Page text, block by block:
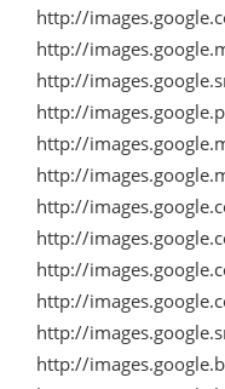
http://
http://
http://
http://
http://
http://
http://
http://
http://
http://
http://
http://